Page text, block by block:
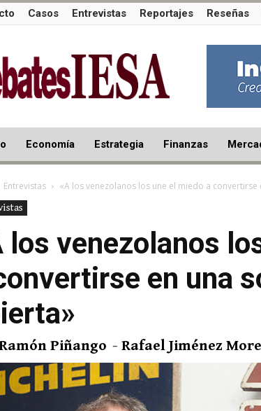
Casos Entrevistas Reportajes Reseñas
Economía Estrategia Finanzas
Entrevistas
«A los venezolanos los une el miedo a convertirse
los venezolanos
en una
Piñango - Rafael Jiménez